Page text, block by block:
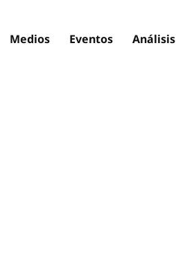
Medios Eventos Análisis